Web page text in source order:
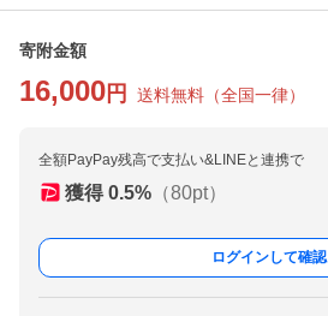
寄附金額
16,000 円 送料無料 （全国一律）
全額PayPay残高で支払い&LINEと連携で
獲得 0.5% （80pt）
ログインして確認